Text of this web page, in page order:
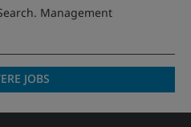
Management
JOBS